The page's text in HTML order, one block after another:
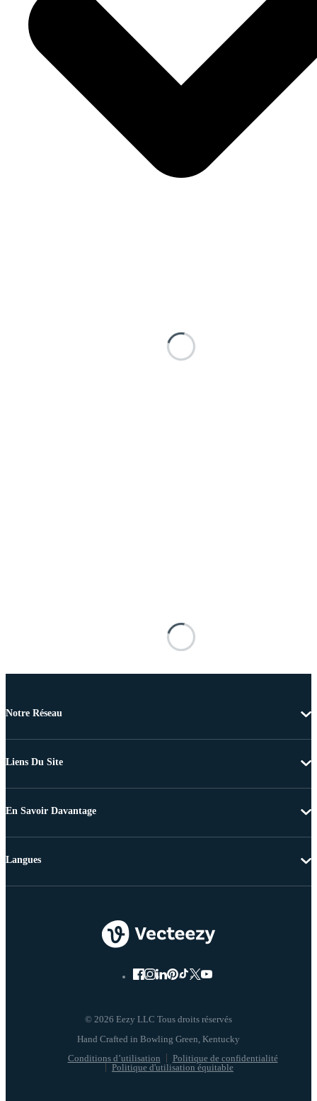
Notre Réseau
Liens Du Site
En Savoir Davantage
© 2026 Eezy LLC Tous droits réservés
Conditions d’utilisation
Politique de confidentialité
Politique d'utilisation équitable
Langues